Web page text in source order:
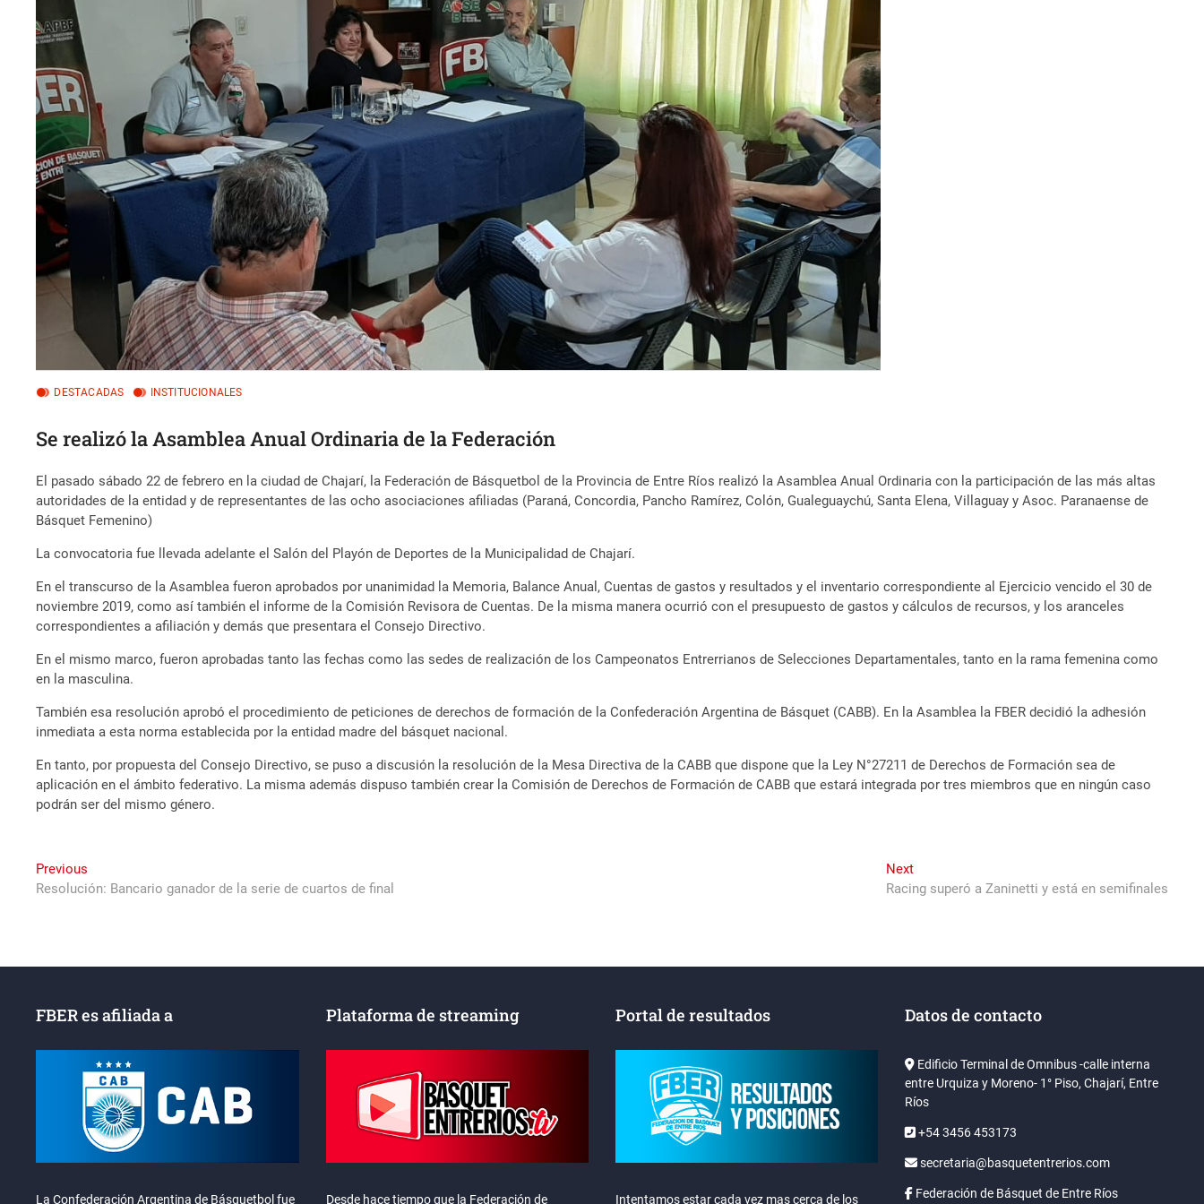
DESTACADAS INSTITUCIONALES
Se realizó la Asamblea Anual Ordinaria de la Federación
El pasado sábado 22 de febrero en la ciudad de Chajarí, la Federación de Básquetbol de la Provincia de Entre Ríos realizó la Asamblea Anual Ordinaria con la participación de las más altas
autoridades de la entidad y de representantes de las ocho asociaciones afiliadas (Paraná, Concordia, Pancho Ramírez, Colón, Gualeguaychú, Santa Elena, Villaguay y Asoc. Paranaense de
Básquet Femenino)
La convocatoria fue llevada adelante el Salón del Playón de Deportes de la Municipalidad de Chajarí.
En el transcurso de la Asamblea fueron aprobados por unanimidad la Memoria, Balance Anual, Cuentas de gastos y resultados y el inventario correspondiente al Ejercicio vencido el 30 de
noviembre 2019, como así también el informe de la Comisión Revisora de Cuentas. De la misma manera ocurrió con el presupuesto de gastos y cálculos de recursos, y los aranceles
correspondientes a afiliación y demás que presentara el Consejo Directivo.
En el mismo marco, fueron aprobadas tanto las fechas como las sedes de realización de los Campeonatos Entrerrianos de Selecciones Departamentales, tanto en la rama femenina como
en la masculina.
También esa resolución aprobó el procedimiento de peticiones de derechos de formación de la Confederación Argentina de Básquet (CABB). En la Asamblea la FBER decidió la adhesión
inmediata a esta norma establecida por la entidad madre del básquet nacional.
En tanto, por propuesta del Consejo Directivo, se puso a discusión la resolución de la Mesa Directiva de la CABB que dispone que la Ley N°27211 de Derechos de Formación sea de
aplicación en el ámbito federativo. La misma además dispuso también crear la Comisión de Derechos de Formación de CABB que estará integrada por tres miembros que en ningún caso
podrán ser del mismo género.
Navegación
de
Previous
post:
Resolución: Bancario ganador de la serie de cuartos de final
NextNext
post:
Racing superó a Zaninetti y está en semifinales
FBER es afiliada a
La Confederación Argentina de Básquetbol fue
Plataforma de streaming
Desde hace tiempo que la Federación de
Portal de resultados
Intentamos estar cada vez mas cerca de los
Datos de contacto
Edificio Terminal de Omnibus -calle interna
entre Urquiza y Moreno- 1° Piso, Chajarí, Entre
Ríos
+54 3456 453173
secretaria@basquetentrerios.com
Federación de Básquet de Entre Ríos